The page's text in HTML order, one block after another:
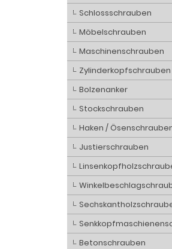
Schlossschrauben
Möbelschrauben
Maschinenschrauben
Zylinderkopfschrauben
Bolzenanker
Stockschrauben
Haken /
Justierschrauben
Betonschrauben